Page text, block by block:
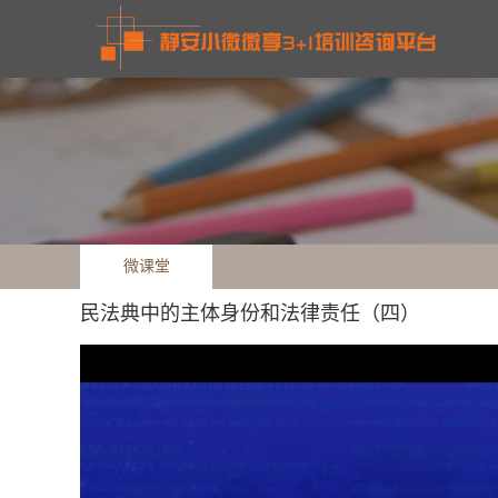
微课堂
民法典中的主体身份和法律责任（四）